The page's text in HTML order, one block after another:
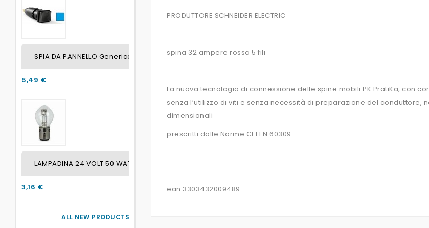
SPIA DA PANNELLO Generica BLU SENZA LAMPADINA FORO 20mm
5,49 €
LAMPADINA 24 VOLT 50 WATT / 45 WATT ATTACCO BA20D PER CAMION D'EPOCA
3,16 €
ALL NEW PRODUCTS
PRODUTTORE SCHNEIDER ELECTRIC
spina 32 ampere rossa 5 fili
La nuova tecnologia di connessione delle spine mobili PK PratiKa, con
senza l’utilizzo di viti e senza necessità di preparazione del
dimensionali
prescritti dalle Norme CEI EN 60309.
ean 3303432009489